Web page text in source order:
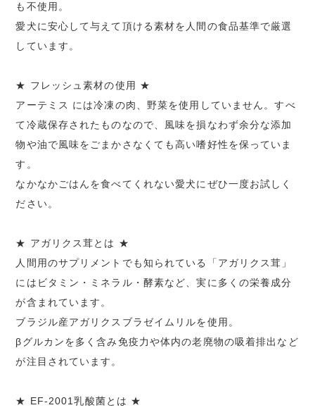
も不使用。
愛犬に安心して与えて頂ける素材を人間の食品基準で厳選
しています。
★ フレッシュ素材の使用 ★
アーテミス には冷凍の肉、野菜を使用していません。すべ
て冷蔵保存されたものなので、風味を損なわず余分な添加
物や油で風味をごまかさなくても高い嗜好性を保っていま
す。
なかなかごはんを食べてくれない愛犬にぜひ一度お試しく
ださい。
★ アガリクス茸とは ★
人間用のサプリメントでも知られている「アガリクス茸」
にはビタミン・ミネラル・酵素など、実に多くの栄養成分
が含まれています。
ブラジル産アガリクスブラゼイムリルを使用。
βグルカンを多く含み免疫力や体内の老廃物の吸着排出など
が注目されています。
★ EF-2001乳酸菌とは ★